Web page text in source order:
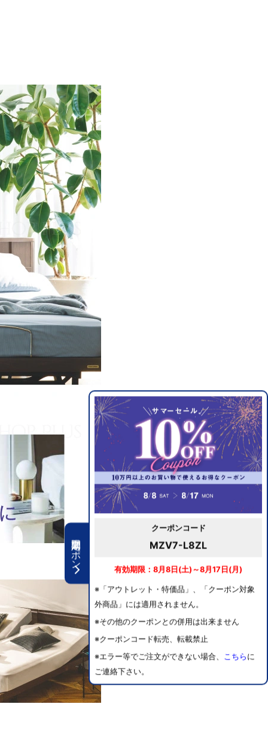
期間限定クーポン
クーポンコード
MZV7-L8ZL
有効期限：8月8日(土)～8月17日(月)
※「アウトレット・特価品」、「クーポン対象
外商品」には適用されません。
※その他のクーポンとの併用は出来ません
※クーポンコード転売、転載禁止
※エラー等でご注文ができない場合、 こちら に
ご連絡下さい。